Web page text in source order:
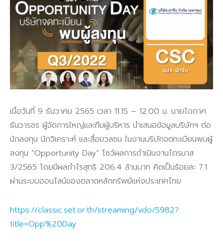
เมื่อวันที่ 9 ธันวาคม 2565 เวลา 11.15 – 12.00 น. นายโอภาศ
ธันวารชร ผู้จัดการใหญ่และทีมผู้บริหาร นำเสนอข้อมูลบริษัทฯ ต่อ
นักลงทุน นักวิเคราะห์ และสื่อมวลชน ในงานบริษัทจดทะเบียนพบผู้
ลงทุน “Opportunity Day” โชว์ผลการดำเนินงานไตรมาส
3/2565 โดยมีผลกำไรสุทธิ 206.4 ล้านบาท คิดเป็นร้อยละ 7.1
ผ่านระบบออนไลน์ของตลาดหลักทรัพย์แห่งประเทศไทย
https://classic.set.or.th/streaming/vdo/5982?
title=Opp%20Day